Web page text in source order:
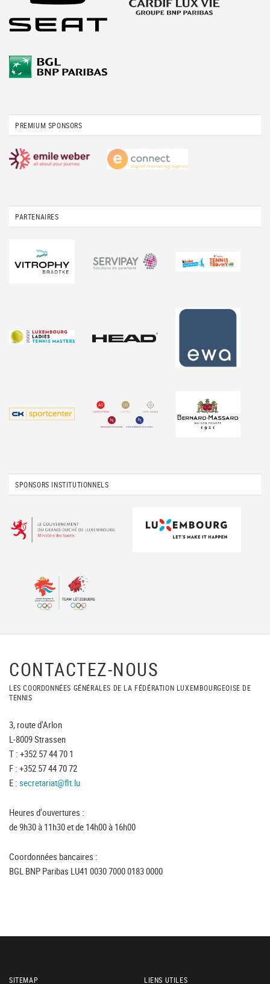
PREMIUM SPONSORS
PARTENAIRES
SPONSORS INSTITUTIONNELS
CONTACTEZ-NOUS
LES COORDONNÉES GÉNÉRALES DE LA FÉDÉRATION LUXEMBOURGEOISE DE
TENNIS
3, route d'Arlon
L-8009 Strassen
T : +352 57 44 70 1
F : +352 57 44 70 72
E : secretariat@flt.lu
Heures d'ouvertures :
de 9h30 à 11h30 et de 14h00 à 16h00
Coordonnées bancaires :
BGL BNP Paribas LU41 0030 7000 0183 0000
SITEMAP LIENS UTILES